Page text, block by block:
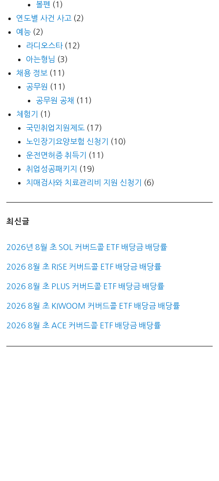
볼펜 (1)
연도별 사건 사고 (2)
예능 (2)
라디오스타(12)
아는형님 (3)
채용 정보 (11)
공무원 (11)
공무원 공채 (11)
체험기
(1)
국민취업지원제도 (17)
노인장기요양보험 신청기
(10)
운전면허증 취득기
(11)
취업성공패키지
(19)
치매검사와 치료관리비 지원 신청기
(6)
최신글
2026년 8월 초 SOL 커버드콜 ETF 배당금 배당률
2026 8월 초 RISE 커버드콜 ETF 배당금 배당률
2026 8월 초 PLUS 커버드콜 ETF 배당금 배당률
2026 8월 초 KIWOOM 커버드콜 ETF 배당금 배당률
2026 8월 초 ACE 커버드콜 ETF 배당금 배당률